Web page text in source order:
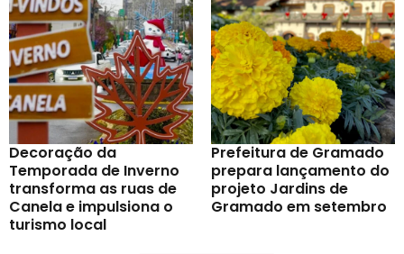
Decoração da
Temporada de Inverno
transforma as ruas de
Canela e impulsiona o
turismo local
Prefeitura de Gramado
prepara lançamento do
projeto Jardins de
Gramado em setembro